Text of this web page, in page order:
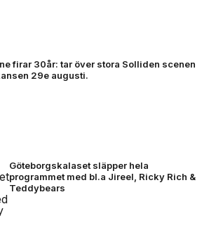
firar 30år: tar över stora Solliden scenen
29e augusti.
Göteborgskalaset släpper hela
programmet med bl.a Jireel, Ricky Rich &
Teddybears